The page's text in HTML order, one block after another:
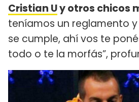
Cristian Uy otros chicos
teníamos un reglamento
se cumple, ahí vos te
todo o te la morfás”,